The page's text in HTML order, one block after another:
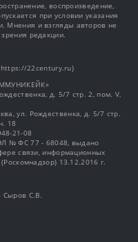
воспроизведение,
при условии указания
Мнения и взгляды авторов не
редакции.
https://22century.ru)
д. 5/7 стр. 2, пом. V,
ул. Рождественка, д. 5/7 стр.
18
21-08
№ ФС 77 - 68048, выдано
связи, информационных
13.12.2016 г.
Сыров С.В.